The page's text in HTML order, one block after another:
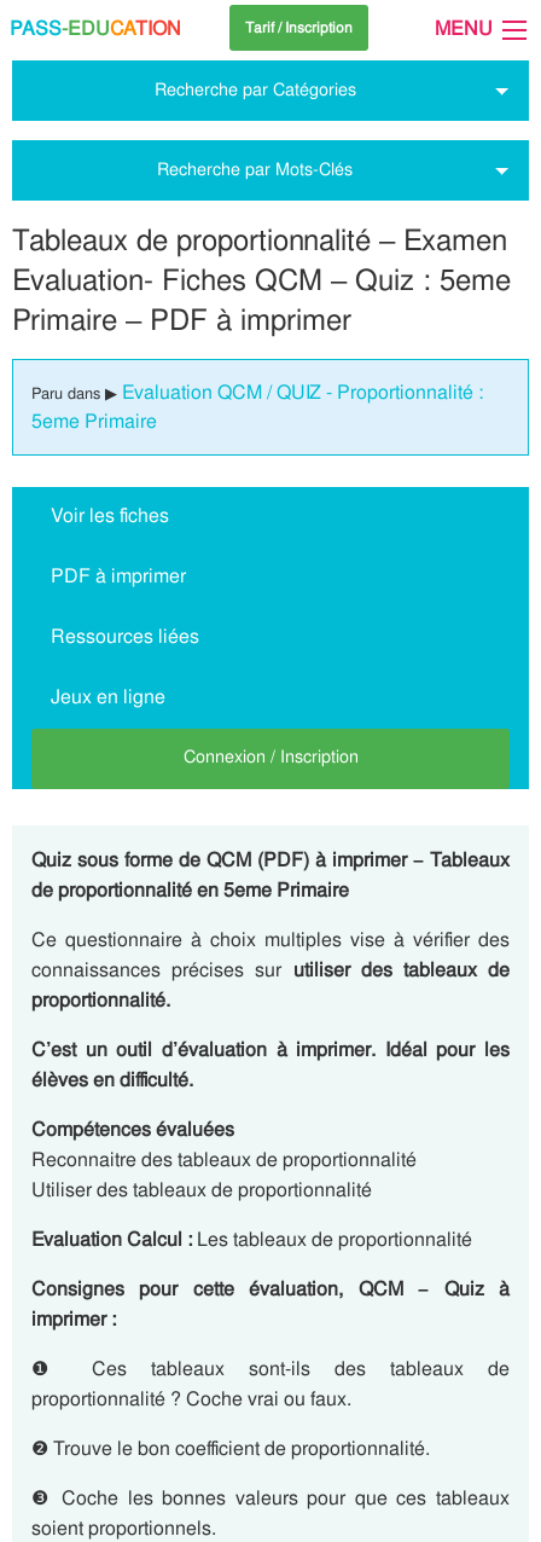
PASS-EDUCATION Tarif / Inscription MENU
Recherche par Catégories
Recherche par Mots-Clés
Tableaux de proportionnalité – Examen
Evaluation- Fiches QCM – Quiz : 5eme
Primaire – PDF à imprimer
Paru dans ▶ Evaluation QCM / QUIZ - Proportionnalité :
5eme Primaire
Voir les fiches
PDF à imprimer
Ressources liées
Jeux en ligne
Connexion / Inscription
Quiz sous forme de QCM (PDF) à imprimer – Tableaux
de proportionnalité en 5eme Primaire
Ce questionnaire à choix multiples vise à vérifier des
connaissances précises sur utiliser des tableaux de
proportionnalité.
C’est un outil d’évaluation à imprimer. Idéal pour les
élèves en difficulté.
Compétences évaluées
Reconnaitre des tableaux de proportionnalité
Utiliser des tableaux de proportionnalité
Evaluation Calcul : Les tableaux de proportionnalité
Consignes pour cette évaluation, QCM – Quiz à
imprimer :
❶ Ces tableaux sont-ils des tableaux de
proportionnalité ? Coche vrai ou faux.
❷ Trouve le bon coefficient de proportionnalité.
❸ Coche les bonnes valeurs pour que ces tableaux
soient proportionnels.